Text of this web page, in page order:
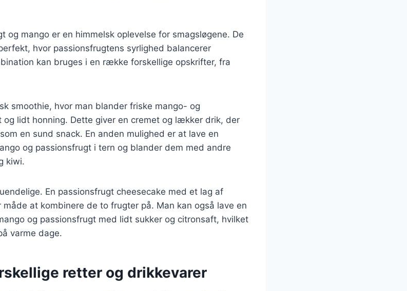
og mango er en himmelsk oplevelse for smagsløgene. De
hvor passionsfrugtens syrlighed balancerer
kan bruges i en række forskellige opskrifter, fra
smoothie, hvor man blander friske mango- og
lidt honning. Dette giver en cremet og lækker drik, der
en sund snack. En anden mulighed er at lave en
og passionsfrugt i tern og blander dem med andre
kiwi.
En passionsfrugt cheesecake med et lag af
at kombinere de to frugter på. Man kan også lave en
og passionsfrugt med lidt sukker og citronsaft, hvilket
varme dage.
retter og drikkevarer